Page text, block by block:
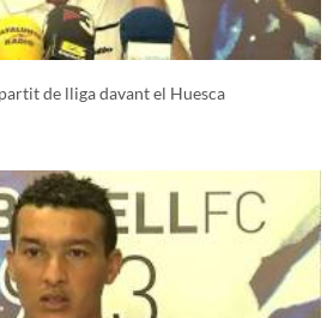
de lliga davant el Huesca